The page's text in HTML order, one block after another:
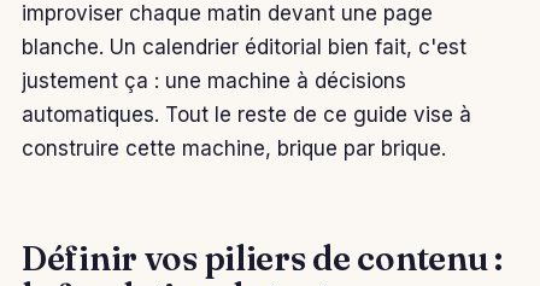
improviser chaque matin devant une page
blanche. Un calendrier éditorial bien fait, c'est
justement ça : une machine à décisions
automatiques. Tout le reste de ce guide vise à
construire cette machine, brique par brique.
Définir vos piliers de contenu :